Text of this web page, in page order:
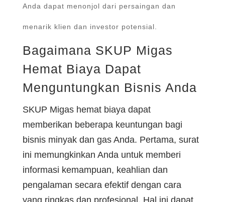
Anda dapat menonjol dari persaingan dan
menarik klien dan investor potensial.
Bagaimana SKUP Migas
Hemat Biaya Dapat
Menguntungkan Bisnis Anda
SKUP Migas hemat biaya dapat
memberikan beberapa keuntungan bagi
bisnis minyak dan gas Anda. Pertama, surat
ini memungkinkan Anda untuk memberi
informasi kemampuan, keahlian dan
pengalaman secara efektif dengan cara
yang ringkas dan profesional. Hal ini dapat